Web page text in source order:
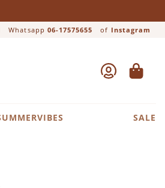
Whatsapp 06-17575655 of Instagram
ACCOUNT
SALE